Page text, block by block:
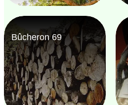
Bûcheron 69